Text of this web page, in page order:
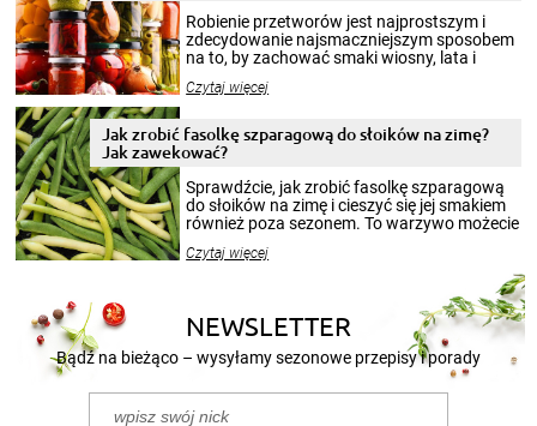
Robienie przetworów jest najprostszym i
zdecydowanie najsmaczniejszym sposobem
na to, by zachować smaki wiosny, lata i
krajobrazów, by cieszyć nimi oko w sezonie
pełni poczuć atmosferę cieplejszych
miesięcy. Przygotowanie słoików ze
patenty, które pozwolą zachować świeżość
przetworów.
Czytaj więcej
Jak zrobić fasolkę szparagową do słoików na zimę?
Jak zawekować?
Sprawdźcie, jak zrobić fasolkę szparagową
do słoików na zimę i cieszyć się jej smakiem
również poza sezonem. To warzywo możecie
nasze propozycje!
Czytaj więcej
NEWSLETTER
Bądź na bieżąco – wysyłamy sezonowe przepisy i porady